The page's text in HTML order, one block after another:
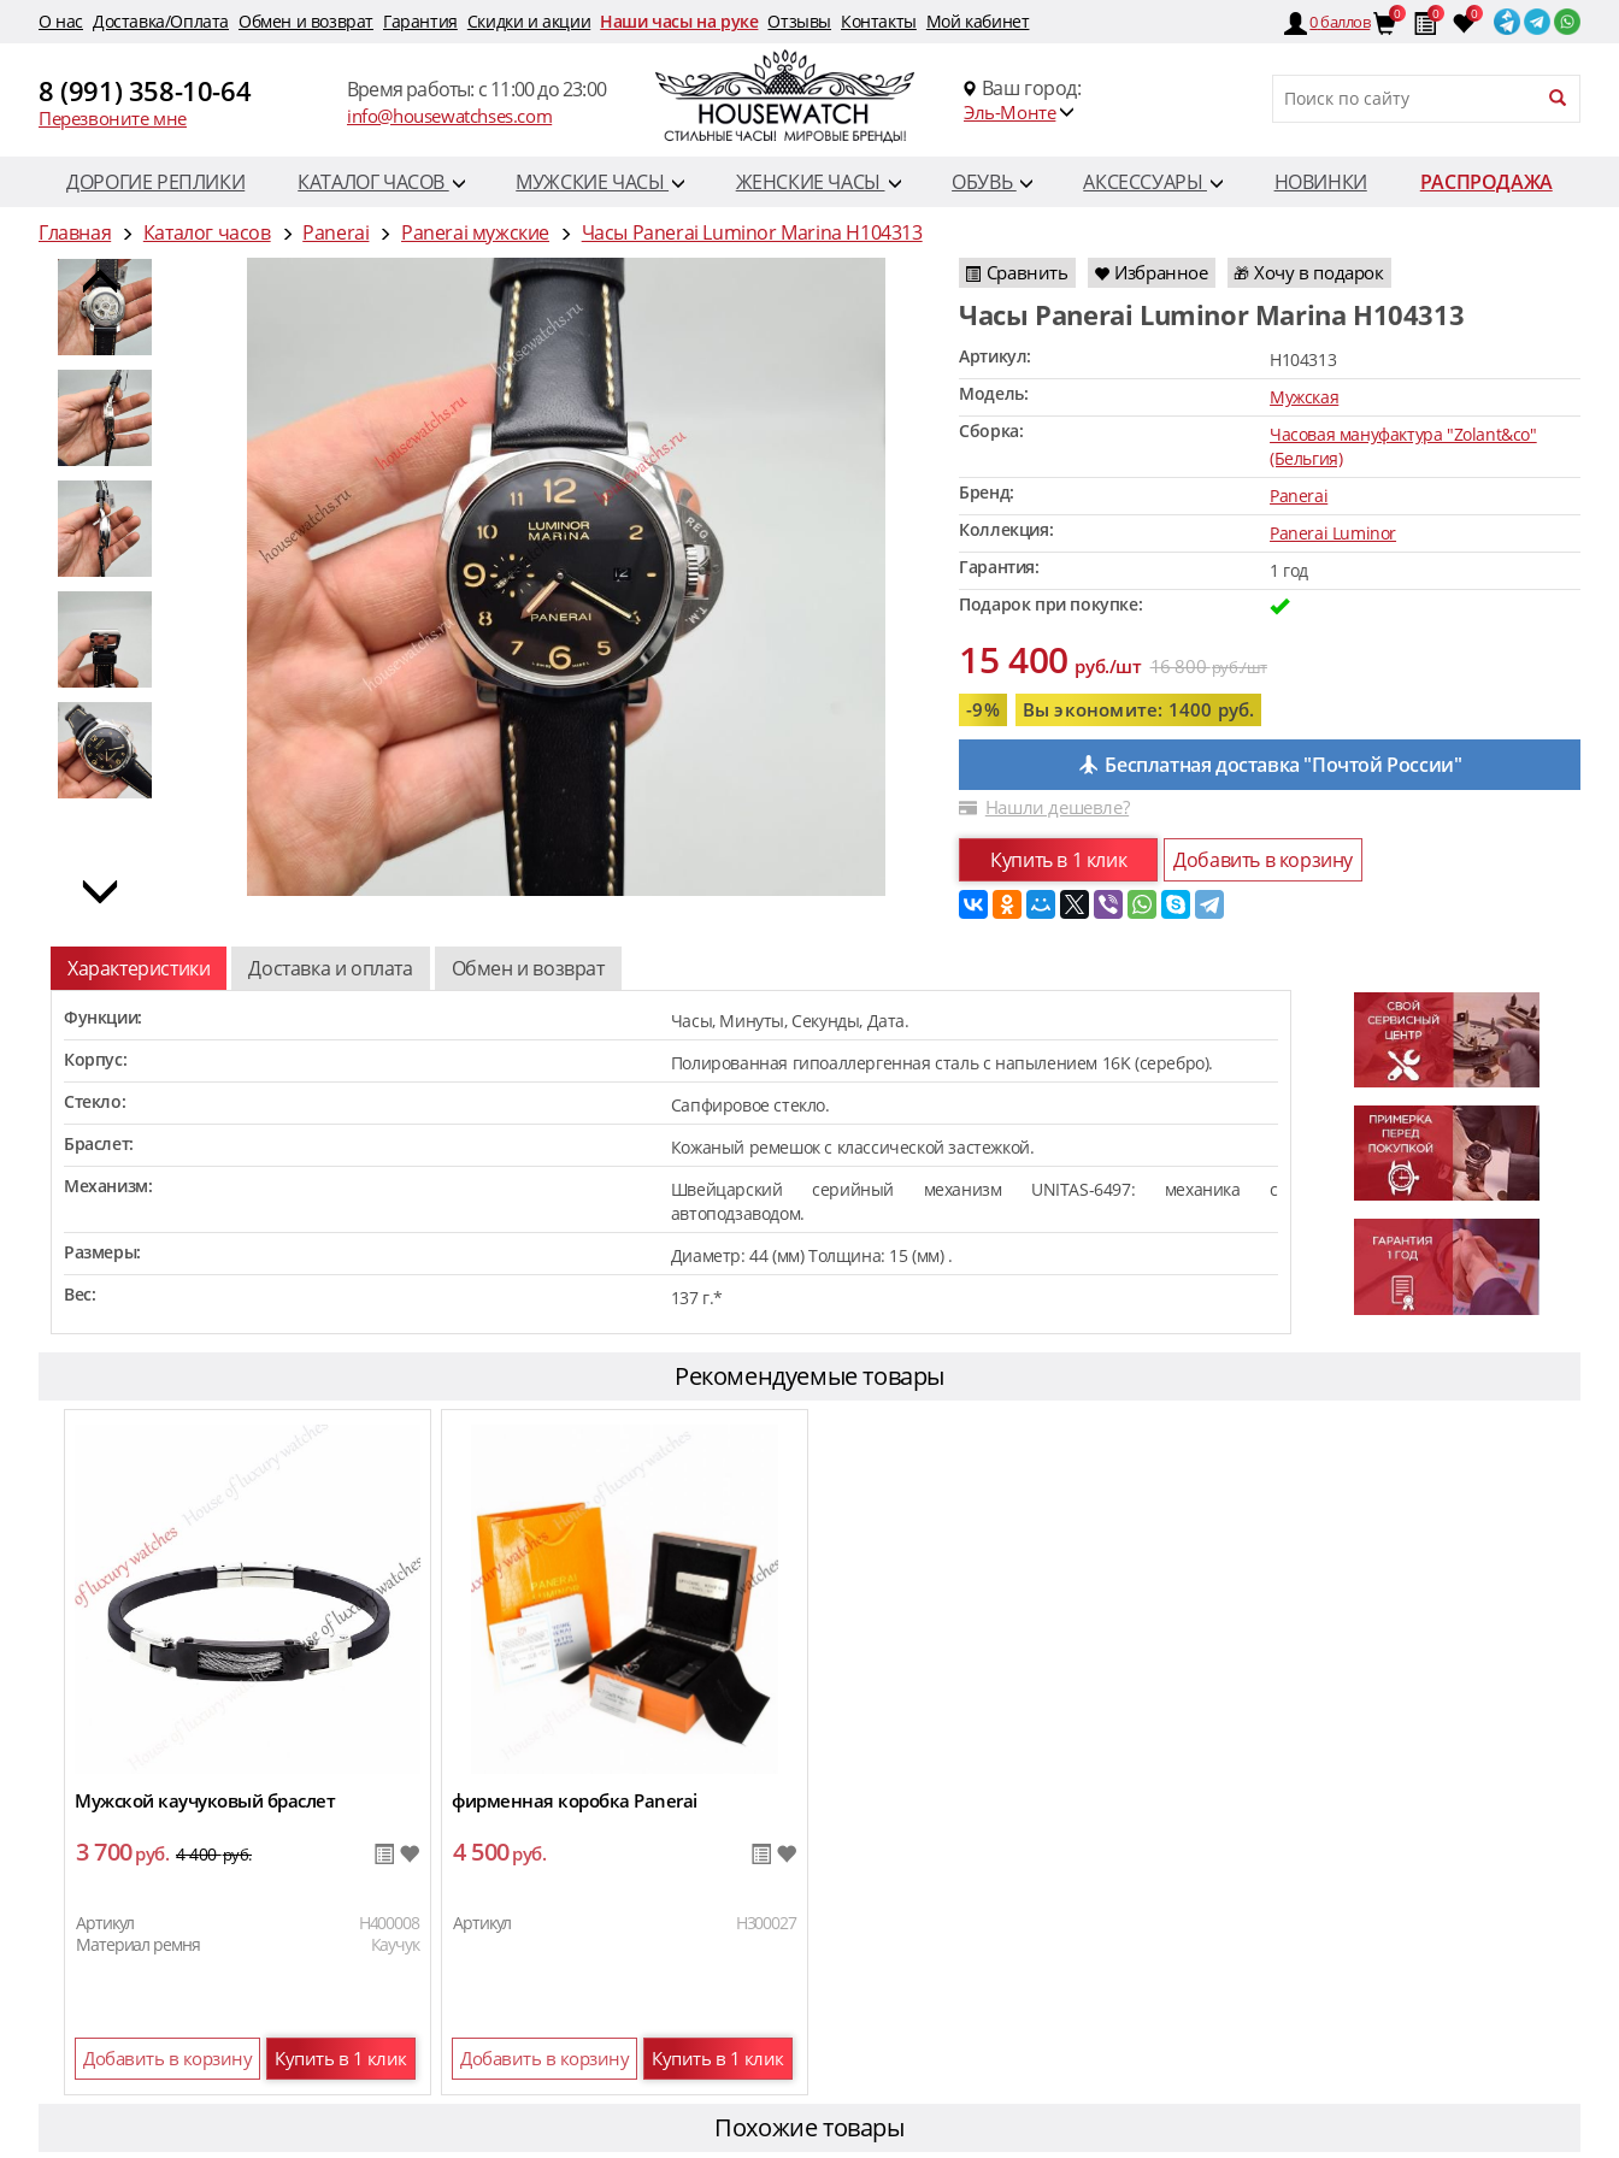
O нас Доставка/Оплата Обмен и возврат Гарантия Скидки и акции Наши часы на руке Отзывы Контакты Мой кабинет 0баллов 0 0 0
8 (991) 358-10-64
Перезвоните мне
Время работы: c 11:00 до 23:00
info@housewatchses.com
Ваш город:
Эль-Монте
ДОРОГИЕ РЕПЛИКИ КАТАЛОГ ЧАСОВ МУЖСКИЕ ЧАСЫ ЖЕНСКИЕ ЧАСЫ ОБУВЬ АКСЕССУАРЫ НОВИНКИ
РАСПРОДАЖА
Главная
Каталог часов Panerai Panerai мужские Часы Panerai Luminor Marina H104313
Сравнить Избранное 🎁 Хочу в подарок
Часы Panerai Luminor Marina H104313
Артикул:
H104313
Модель:
Мужская
Сборка:
Часовая мануфактура "Zolant&co"
(Бельгия)
Бренд:
Panerai
Коллекция:
Panerai Luminor
Гарантия:
1 год
Подарок при покупке:
15 400руб./шт 16 800руб./шт
-9% Вы экономите: 1400 руб.
Бесплатная доставка "Почтой России"
Нашли дешевле?
Купить в 1 клик Добавить в корзину
Характеристики Доставка и оплата Обмен и возврат
Функции:
Часы, Минуты, Секунды, Дата.
Корпус:
Полированная гипоаллергенная сталь с напылением 16K (серебро).
Стекло:
Сапфировое стекло.
Браслет:
Кожаный ремешок с классической застежкой.
Механизм:
Швейцарский серийный механизм UNITAS-6497: механика с
автоподзаводом.
Размеры:
Диаметр: 44 (мм) Толщина: 15 (мм) .
Вес:
137 г.*
Рекомендуемые товары
Мужской каучуковый браслет
3 700руб. 4 400руб.
Артикул
H400008
Материал ремня
Каучук
Добавить в корзину Купить в 1 клик
фирменная коробка Panerai
4 500руб.
Артикул H300027
Добавить в корзину Купить в 1 клик
Похожие товары